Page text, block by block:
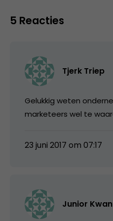
5 Reacties
Tjerk Triep
Gelukkig weten
marketeers wel te
23 juni 2017 om 07:17
Junior